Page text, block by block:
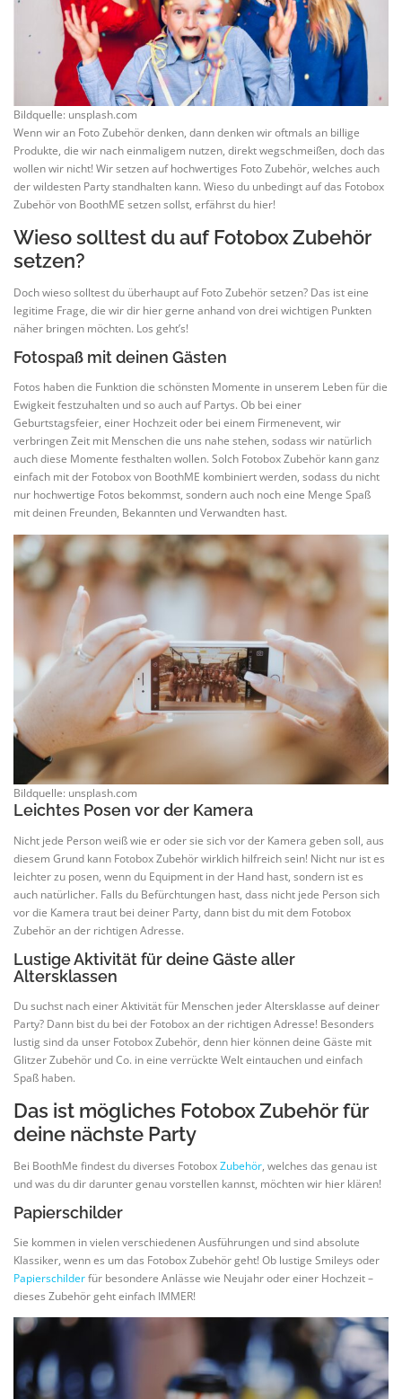
Bildquelle: unsplash.com
Wenn wir an Foto Zubehör denken, dann denken wir oftmals an billige
Produkte, die wir nach einmaligem nutzen, direkt wegschmeißen, doch das
wollen wir nicht! Wir setzen auf hochwertiges Foto Zubehör, welches auch
der wildesten Party standhalten kann. Wieso du unbedingt auf das Fotobox
Zubehör von BoothME setzen sollst, erfährst du hier!
Wieso solltest du auf Fotobox Zubehör
setzen?
Doch wieso solltest du überhaupt auf Foto Zubehör setzen? Das ist eine
legitime Frage, die wir dir hier gerne anhand von drei wichtigen Punkten
näher bringen möchten. Los geht’s!
Fotospaß mit deinen Gästen
Fotos haben die Funktion die schönsten Momente in unserem Leben für die
Ewigkeit festzuhalten und so auch auf Partys. Ob bei einer
Geburtstagsfeier, einer Hochzeit oder bei einem Firmenevent, wir
verbringen Zeit mit Menschen die uns nahe stehen, sodass wir natürlich
auch diese Momente festhalten wollen. Solch Fotobox Zubehör kann ganz
einfach mit der Fotobox von BoothME kombiniert werden, sodass du nicht
nur hochwertige Fotos bekommst, sondern auch noch eine Menge Spaß
mit deinen Freunden, Bekannten und Verwandten hast.
Bildquelle: unsplash.com
Leichtes Posen vor der Kamera
Nicht jede Person weiß wie er oder sie sich vor der Kamera geben soll, aus
diesem Grund kann Fotobox Zubehör wirklich hilfreich sein! Nicht nur ist es
leichter zu posen, wenn du Equipment in der Hand hast, sondern ist es
auch natürlicher. Falls du Befürchtungen hast, dass nicht jede Person sich
vor die Kamera traut bei deiner Party, dann bist du mit dem Fotobox
Zubehör an der richtigen Adresse.
Lustige Aktivität für deine Gäste aller
Altersklassen
Du suchst nach einer Aktivität für Menschen jeder Altersklasse auf deiner
Party? Dann bist du bei der Fotobox an der richtigen Adresse! Besonders
lustig sind da unser Fotobox Zubehör, denn hier können deine Gäste mit
Glitzer Zubehör und Co. in eine verrückte Welt eintauchen und einfach
Spaß haben.
Das ist mögliches Fotobox Zubehör für
deine nächste Party
Bei BoothMe findest du diverses FotoboxZubehör, welches das genau ist
und was du dir darunter genau vorstellen kannst, möchten wir hier klären!
Papierschilder
Sie kommen in vielen verschiedenen Ausführungen und sind absolute
Klassiker, wenn es um das Fotobox Zubehör geht! Ob lustige Smileys oder
Papierschilderfür besondere Anlässe wie Neujahr oder einer Hochzeit –
dieses Zubehör geht einfach IMMER!